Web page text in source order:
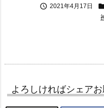
 2021年4月17日
よろしければシェア